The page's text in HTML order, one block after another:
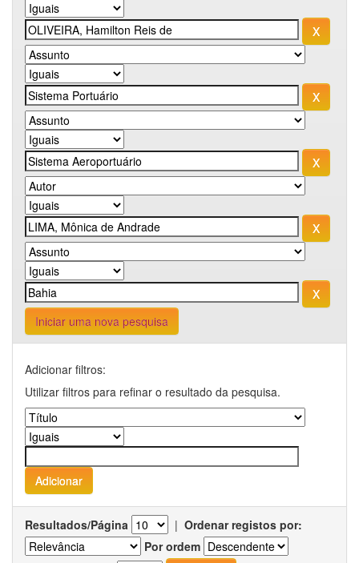
Iniciar uma nova pesquisa
Adicionar filtros:
Utilizar filtros para refinar o resultado da pesquisa.
Resultados/Página | Ordenar registos por:
Por ordem